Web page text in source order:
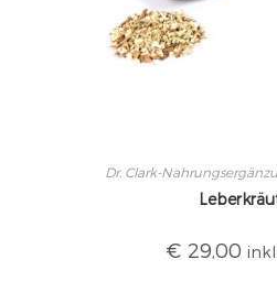
Dr. Clark-
€ 29,00